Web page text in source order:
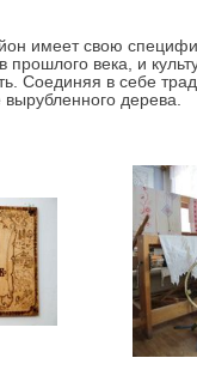
имеет свою
прошлого века, и
Соединяя в себе
дерева.